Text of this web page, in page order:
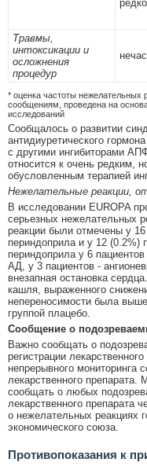
редко
Травмы,
интоксикации и
осложнения
процедур
* оценка частоты
сообщениям, проведена на
исследований
Сообщалось о развитии
антидиуретического
с другими ингибиторами
относится к очень редким,
обусловленным терапией
Нежелательные реакции,
В исследовании EUROPA
серьезных нежелательных
реакции были отмечены у
периндоприла и у 12 (0.2%)
периндоприла у 6
АД, у 3 пациентов -
внезапная остановка
кашля, выраженного
непереносимости была
группой плацебо.
Сообщение о
Важно сообщать о
регистрации
непрерывного мониторинга
лекарственного препарата.
сообщать о любых
лекарственного препарата
о нежелательных реакциях
экономического союза.
Противопоказания к